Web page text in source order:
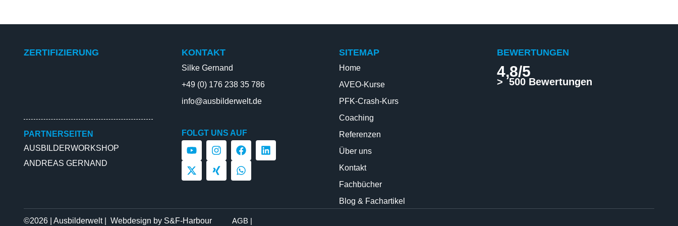
ZERTIFIZIERUNG
PARTNERSEITEN
AUSBILDERWORKSHOP
ANDREAS GERNAND
KONTAKT
Silke Gernand
+49 (0) 176 238 35 786
info@ausbilderwelt.de
FOLGT UNS AUF
SITEMAP
Home
AVEO-Kurse
PFK-Crash-Kurs
Coaching
Referenzen
Über uns
Kontakt
Fachbücher
Blog & Fachartikel
BEWERTUNGEN
4,8/5
> 500 Bewertungen
©2026 | Ausbilderwelt | Webdesign by S&F-Harbour AGB |